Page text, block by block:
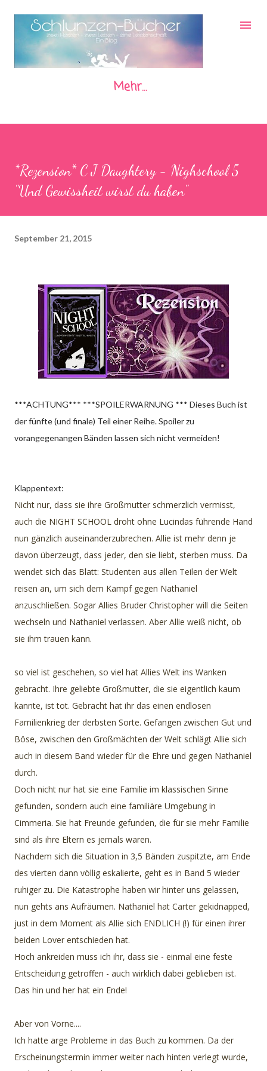
Direkt zum Hauptbereich
Mehr…
*Rezension* C J Daughtery - Nighschool 5
"Und Gewissheit wirst du haben"
September 21, 2015
***ACHTUNG*** ***SPOILERWARNUNG *** Dieses Buch ist
der fünfte (und finale) Teil einer Reihe. Spoiler zu
vorangegenangen Bänden lassen sich nicht vermeiden!
Klappentext:
Nicht nur, dass sie ihre Großmutter schmerzlich vermisst,
auch die NIGHT SCHOOL droht ohne Lucindas führende Hand
nun gänzlich auseinanderzubrechen. Allie ist mehr denn je
davon überzeugt, dass jeder, den sie liebt, sterben muss. Da
wendet sich das Blatt: Studenten aus allen Teilen der Welt
reisen an, um sich dem Kampf gegen Nathaniel
anzuschließen. Sogar Allies Bruder Christopher will die Seiten
wechseln und Nathaniel verlassen. Aber Allie weiß nicht, ob
sie ihm trauen kann.
so viel ist geschehen, so viel hat Allies Welt ins Wanken
gebracht. Ihre geliebte Großmutter, die sie eigentlich kaum
kannte, ist tot. Gebracht hat ihr das einen endlosen
Familienkrieg der derbsten Sorte. Gefangen zwischen Gut und
Böse, zwischen den Großmächten der Welt schlägt Allie sich
auch in diesem Band wieder für die Ehre und gegen Nathaniel
durch.
Doch nicht nur hat sie eine Familie im klassischen Sinne
gefunden, sondern auch eine familiäre Umgebung in
Cimmeria. Sie hat Freunde gefunden, die für sie mehr Familie
sind als ihre Eltern es jemals waren.
Nachdem sich die Situation in 3,5 Bänden zuspitzte, am Ende
des vierten dann völlig eskalierte, geht es in Band 5 wieder
ruhiger zu. Die Katastrophe haben wir hinter uns gelassen,
nun gehts ans Aufräumen. Nathaniel hat Carter gekidnapped,
just in dem Moment als Allie sich ENDLICH (!) für einen ihrer
beiden Lover entschieden hat.
Hoch ankreiden muss ich ihr, dass sie - einmal eine feste
Entscheidung getroffen - auch wirklich dabei geblieben ist.
Das hin und her hat ein Ende!
Aber von Vorne....
Ich hatte arge Probleme in das Buch zu kommen. Da der
Erscheinungstermin immer weiter nach hinten verlegt wurde,